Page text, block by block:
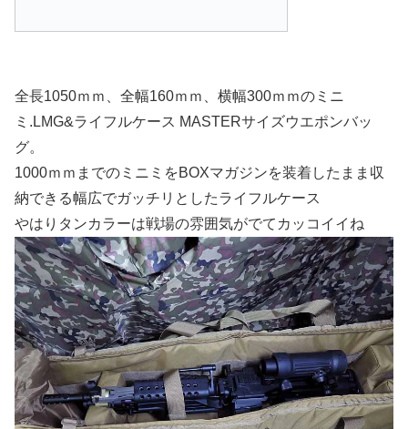
全長1050ｍｍ、全幅160ｍｍ、横幅300ｍｍのミニ
ミ.LMG&ライフルケース MASTERサイズウエポンバッ
グ。
1000ｍｍまでのミニミをBOXマガジンを装着したまま収
納できる幅広でガッチリとしたライフルケース
やはりタンカラーは戦場の雰囲気がでてカッコイイね